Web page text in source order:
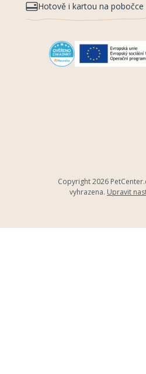
Hotově i kartou na pobočce
Copyright 2026
vyhrazena. Upravit